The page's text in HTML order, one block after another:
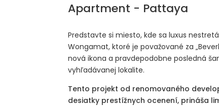
Apartment - Pattaya
Predstavte si miesto, kde sa luxus
Wongamat, ktoré je považované za
nová ikona a pravdepodobne posledná
vyhľadávanej lokalite.
Tento projekt od renomovaného
desiatky prestížnych ocenení, prináša